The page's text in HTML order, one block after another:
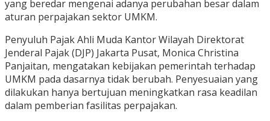
yang beredar mengenai adanya perubahan besar dalam
aturan perpajakan sektor UMKM.
Penyuluh Pajak Ahli Muda Kantor Wilayah Direktorat
Jenderal Pajak (DJP) Jakarta Pusat, Monica Christina
Panjaitan, mengatakan kebijakan pemerintah terhadap
UMKM pada dasarnya tidak berubah. Penyesuaian yang
dilakukan hanya bertujuan meningkatkan rasa keadilan
dalam pemberian fasilitas perpajakan.